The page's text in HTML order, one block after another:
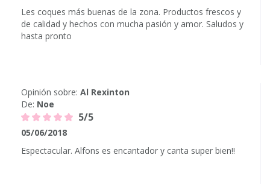
Les coques más buenas de la zona. Productos frescos y
de calidad y hechos con mucha pasión y amor. Saludos y
hasta pronto
Opinión sobre: Al Rexinton
De: Noe
5/5
05/06/2018
Espectacular. Alfons es encantador y canta super bien!!